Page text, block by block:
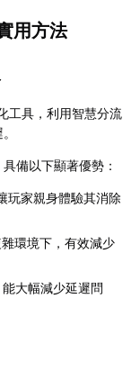
用方法
工具，利用智慧分流
備以下顯著優勢：
玩家親身體驗其消除
環境下，有效減少
大幅減少延遲問